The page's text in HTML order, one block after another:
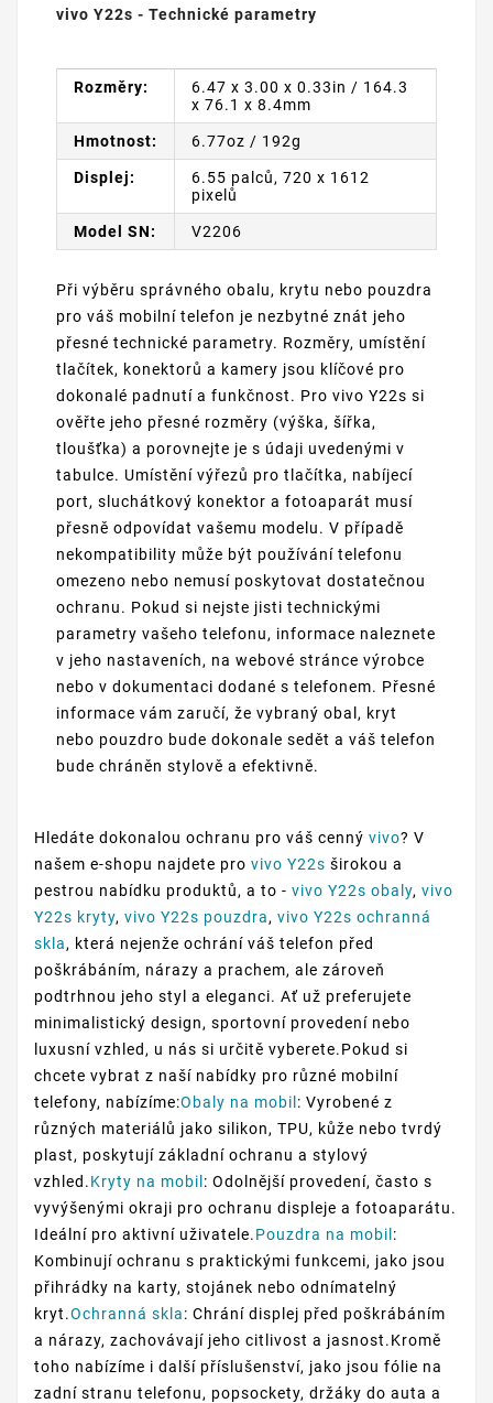
vivo Y22s - Technické parametry
Rozměry:
6.47 x 3.00 x 0.33in / 164.3
x 76.1 x 8.4mm
Hmotnost: 6.77oz / 192g
Displej:
6.55 palců, 720 x 1612
pixelů
Model SN: V2206
Při výběru správného obalu, krytu nebo pouzdra
pro váš mobilní telefon je nezbytné znát jeho
přesné technické parametry. Rozměry, umístění
tlačítek, konektorů a kamery jsou klíčové pro
dokonalé padnutí a funkčnost. Pro vivo Y22s si
ověřte jeho přesné rozměry (výška, šířka,
tloušťka) a porovnejte je s údaji uvedenými v
tabulce. Umístění výřezů pro tlačítka, nabíjecí
port, sluchátkový konektor a fotoaparát musí
přesně odpovídat vašemu modelu. V případě
nekompatibility může být používání telefonu
omezeno nebo nemusí poskytovat dostatečnou
ochranu. Pokud si nejste jisti technickými
parametry vašeho telefonu, informace naleznete
v jeho nastaveních, na webové stránce výrobce
nebo v dokumentaci dodané s telefonem. Přesné
informace vám zaručí, že vybraný obal, kryt
nebo pouzdro bude dokonale sedět a váš telefon
bude chráněn stylově a efektivně.
Hledáte dokonalou ochranu pro váš cenný vivo? V
našem e-shopu najdete pro vivo Y22s širokou a
pestrou nabídku produktů, a to - vivo Y22s obaly, vivo
Y22s kryty, vivo Y22s pouzdra, vivo Y22s ochranná
skla, která nejenže ochrání váš telefon před
poškrábáním, nárazy a prachem, ale zároveň
podtrhnou jeho styl a eleganci. Ať už preferujete
minimalistický design, sportovní provedení nebo
luxusní vzhled, u nás si určitě vyberete.Pokud si
chcete vybrat z naší nabídky pro různé mobilní
telefony, nabízíme:Obaly na mobil : Vyrobené z
různých materiálů jako silikon, TPU, kůže nebo tvrdý
plast, poskytují základní ochranu a stylový
vzhled.Kryty na mobil : Odolnější provedení, často s
vyvýšenými okraji pro ochranu displeje a fotoaparátu.
Ideální pro aktivní uživatele.Pouzdra na mobil :
Kombinují ochranu s praktickými funkcemi, jako jsou
přihrádky na karty, stojánek nebo odnímatelný
kryt.Ochranná skla: Chrání displej před poškrábáním
a nárazy, zachovávají jeho citlivost a jasnost.Kromě
toho nabízíme i další příslušenství, jako jsou fólie na
zadní stranu telefonu, popsockety, držáky do auta a